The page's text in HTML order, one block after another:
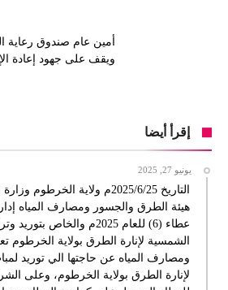
أمين عام صندوق رعاية
ويقف على جهود إعادة
إقرأ أيضا
يونيو 27, 2025
التاريخ 2025/6/25م ولاية
هيئة الطرق والجسور ومصارف المياه
عطاء (6) للعام 2025م
الشمسية لإنارة الطرق بولاية الخرطوم
ومصارف المياه عن حاجتها الي توريد
لإنارة الطرق بولاية الخرطوم، وعلى